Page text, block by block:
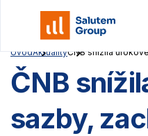
ÚvodAktuality
ČNB
sazby,